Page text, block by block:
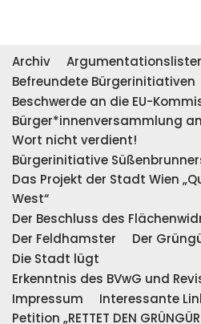
Archiv
Befreundete Bürgerinitiativen
Beschwerde an die EU-
Bürger*innenversammlung am
Wort nicht verdient!
Bürgerinitiative
Das Projekt der Stadt Wien
West“
Der Beschluss des
Der Feldhamster
Der
Die Stadt lügt
Erkenntnis des BVwG und
Impressum
Interessante
Petition „RETTET DEN